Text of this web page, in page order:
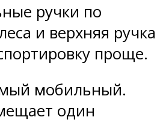
ручки по
и верхняя ручка
проще.
мобильный.
один